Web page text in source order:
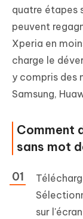
quatre étapes
peuvent
Xperia en
charge le
y compris des
Samsung,
Comment
sans mot
sur